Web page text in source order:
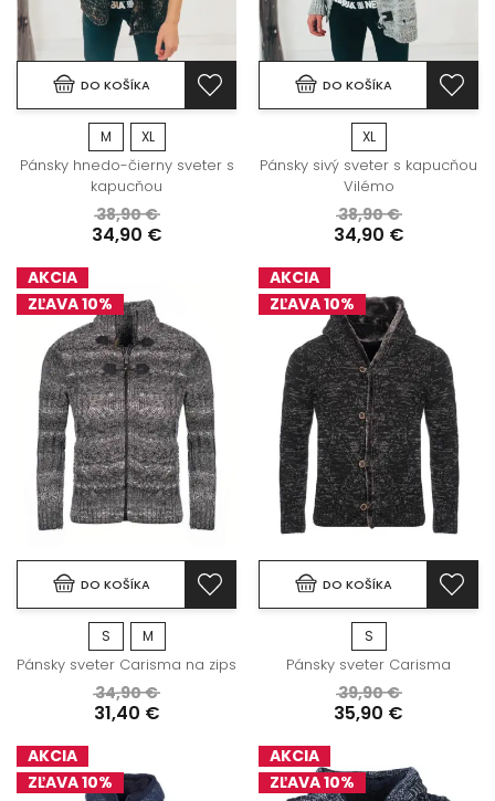
DO KOŠÍKA
M XL
Pánsky hnedo-čierny sveter s
kapucňou
38,90 €
34,90 €
DO KOŠÍKA
XL
Pánsky sivý sveter s kapucňou
Vilémo
38,90 €
34,90 €
AKCIA
ZĽAVA 10%
DO KOŠÍKA
S M
Pánsky sveter Carisma na zips
34,90 €
31,40 €
AKCIA
ZĽAVA 10%
DO KOŠÍKA
S
Pánsky sveter Carisma
39,90 €
35,90 €
AKCIA
ZĽAVA 10%
AKCIA
ZĽAVA 10%